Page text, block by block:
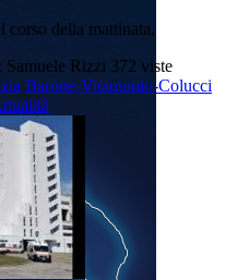
corso della mattinata.
Samuele Rizzi 372 viste
Barone-Vitantonio-Colucci